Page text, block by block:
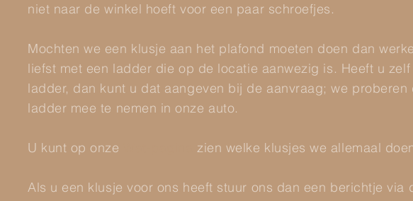
niet naar de winkel hoeft voor een paar schroefjes.
Mochten we een klusje aan het plafond moeten doen dan
liefst met een ladder die op de locatie aanwezig is. Heeft u zelf
ladder, dan kunt u dat aangeven bij de aanvraag; we proberen
ladder mee te nemen in onze auto.
U kunt op onze zien welke klusjes we allemaal
Als u een klusje voor ons heeft stuur ons dan een berichtje via